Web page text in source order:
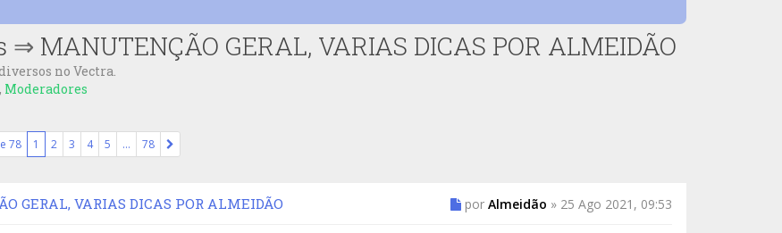
⇒ MANUTENÇÃO GERAL, VARIAS DICAS POR ALMEIDÃO
no Vectra.
, Moderadores
78 1 2 3 4 5 … 78
GERAL, VARIAS DICAS POR ALMEIDÃO por Almeidão » 25 Ago 2021, 09:53